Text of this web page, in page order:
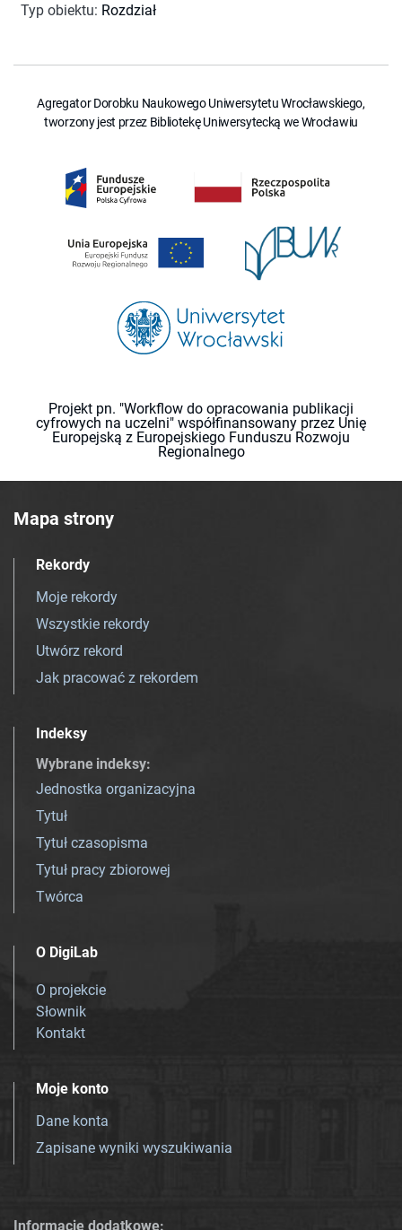
Typ obiektu: Rozdział
Agregator Dorobku Naukowego Uniwersytetu Wrocławskiego,
tworzony jest przez Bibliotekę Uniwersytecką we Wrocławiu
Projekt pn. "Workflow do opracowania publikacji
cyfrowych na uczelni" współfinansowany przez Unię
Europejską z Europejskiego Funduszu Rozwoju
Regionalnego
Mapa strony
Rekordy
Moje rekordy
Wszystkie rekordy
Utwórz rekord
Jak pracować z rekordem
Indeksy
Wybrane indeksy:
Jednostka organizacyjna
Tytuł
Tytuł czasopisma
Tytuł pracy zbiorowej
Twórca
O DigiLab
O projekcie
Słownik
Kontakt
Moje konto
Dane konta
Zapisane wyniki wyszukiwania
Informacje dodatkowe: